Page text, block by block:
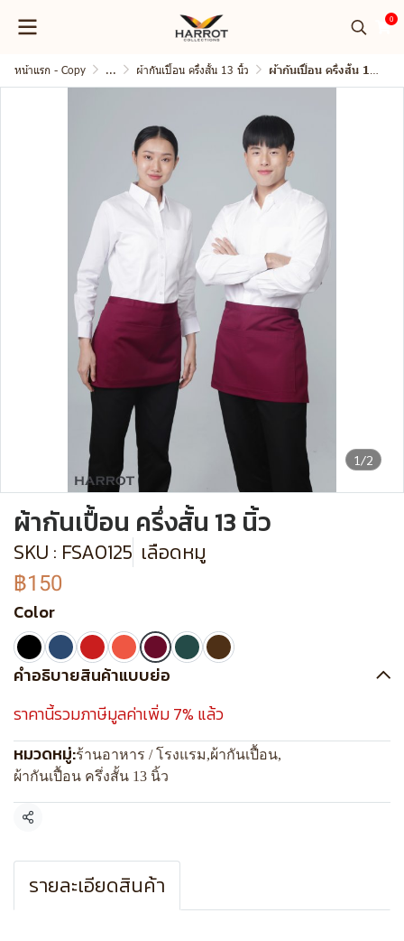
0
หน้าแรก - Copy ... ผ้ากันเปื้อน ครึ่งสั้น 13 นิ้ว ผ้ากันเปื้อน ครึ่งสั้น 13 นิ้ว
1/2
ผ้ากันเปื้อน ครึ่งสั้น 13 นิ้ว
SKU : FSA0125 เลือดหมู
฿150
Color
คำอธิบายสินค้าแบบย่อ
ราคานี้รวมภาษีมูลค่าเพิ่ม 7% แล้ว
หมวดหมู่:ร้านอาหาร / โรงแรม,ผ้ากันเปื้อน,
ผ้ากันเปื้อน ครึ่งสั้น 13 นิ้ว
แชร์
รายละเอียดสินค้า